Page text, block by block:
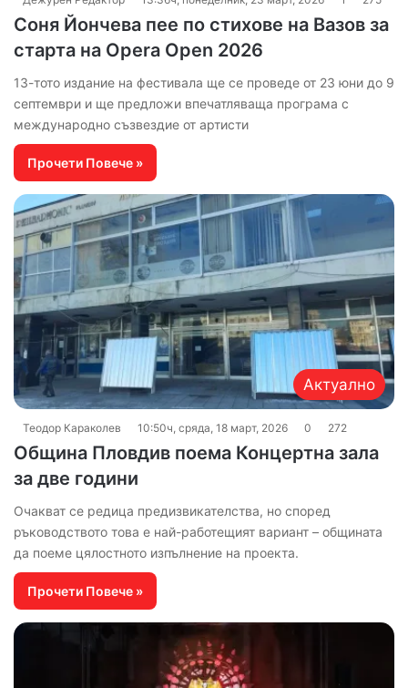
Соня Йончева пее по стихове на Вазов за
старта на Opera Open 2026
13-тото издание на фестивала ще се проведе от 23 юни до 9
септември и ще предложи впечатляваща програма с
международно съзвездие от артисти
Прочети Повече »
Актуално
Теодор Караколев 10:50ч, сряда, 18 март, 2026 0 272
Община Пловдив поема Концертна зала
за две години
Очакват се редица предизвикателства, но според
ръководството това е най-работещият вариант – общината
да поеме цялостното изпълнение на проекта.
Прочети Повече »